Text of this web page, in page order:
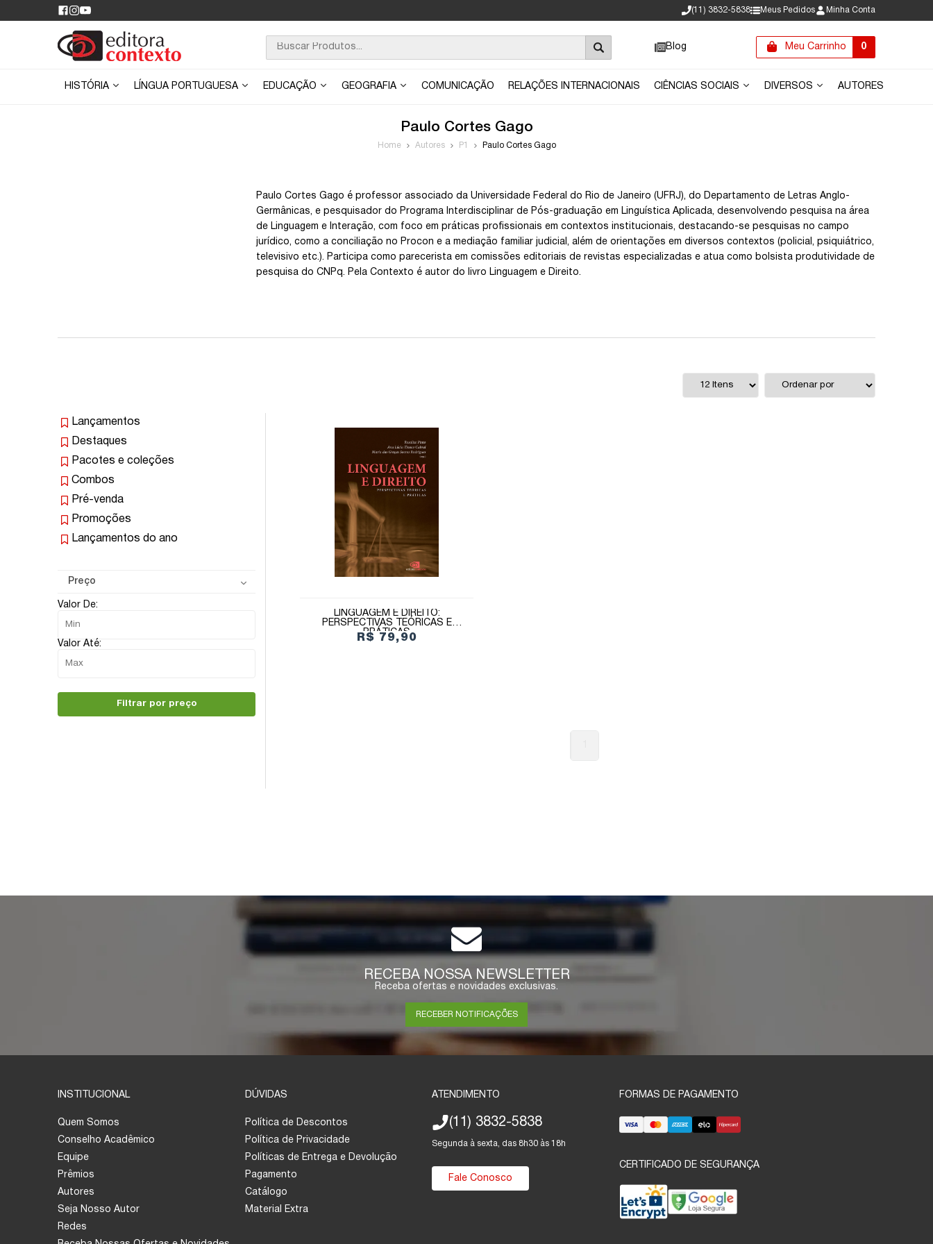
(11) 3832-5838 Meus Pedidos Minha Conta
Blog Meu Carrinho 0
HISTÓRIA LÍNGUA PORTUGUESA EDUCAÇÃO GEOGRAFIA COMUNICAÇÃO RELAÇÕES INTERNACIONAIS CIÊNCIAS SOCIAIS DIVERSOS AUTORES
Paulo Cortes Gago
Home Autores P1 Paulo Cortes Gago
Paulo Cortes Gago é professor associado da Universidade Federal do Rio de Janeiro (UFRJ), do Departamento de Letras Anglo-
Germânicas, e pesquisador do Programa Interdisciplinar de Pós-graduação em Linguística Aplicada, desenvolvendo pesquisa na área
de Linguagem e Interação, com foco em práticas profissionais em contextos institucionais, destacando-se pesquisas no campo
jurídico, como a conciliação no Procon e a mediação familiar judicial, além de orientações em diversos contextos (policial, psiquiátrico,
televisivo etc.). Participa como parecerista em comissões editoriais de revistas especializadas e atua como bolsista produtividade de
pesquisa do CNPq. Pela Contexto é autor do livro Linguagem e Direito.
Lançamentos
Destaques
Pacotes e coleções
Combos
Pré-venda
Promoções
Lançamentos do ano
Preço
Valor De:
Valor Até:
Filtrar por preço
LINGUAGEM E DIREITO:
PERSPECTIVAS TEÓRICAS E
PRÁTICAS
R$ 79,90
RECEBA NOSSA NEWSLETTER
Receba ofertas e novidades exclusivas.
RECEBER NOTIFICAÇÕES
INSTITUCIONAL
Quem Somos
Conselho Acadêmico
Equipe
Prêmios
Autores
Seja Nosso Autor
Redes
DÚVIDAS
Política de Descontos
Política de Privacidade
Políticas de Entrega e Devolução
Pagamento
Catálogo
Material Extra
ATENDIMENTO
(11) 3832-5838
Segunda à sexta, das 8h30 às 18h
Fale Conosco
FORMAS DE PAGAMENTO
CERTIFICADO DE SEGURANÇA